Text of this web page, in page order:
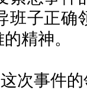
班子正确
的精神。
这次事件